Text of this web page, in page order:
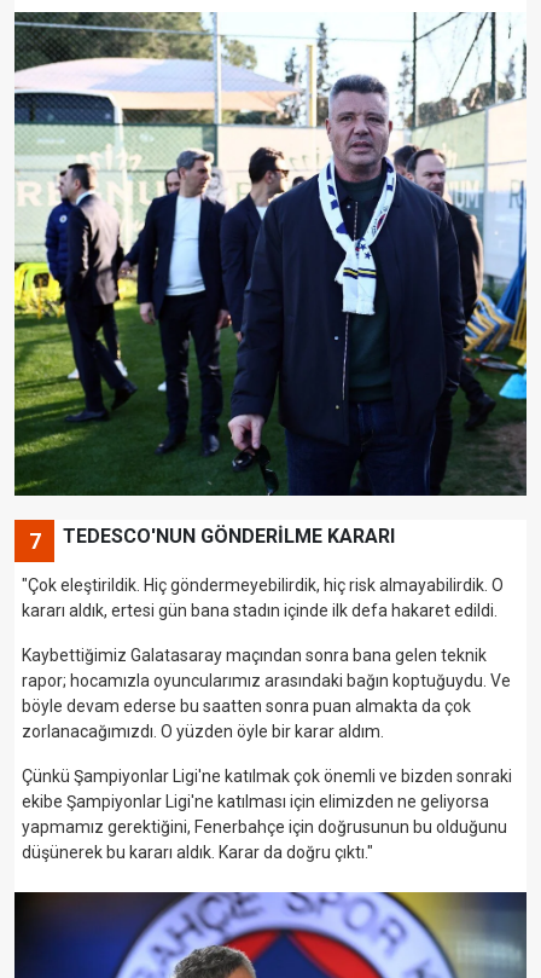
7 TEDESCO'NUN GÖNDERİLME KARARI
"Çok eleştirildik. Hiç göndermeyebilirdik, hiç risk almayabilirdik. O
kararı aldık, ertesi gün bana stadın içinde ilk defa hakaret edildi.
Kaybettiğimiz Galatasaray maçından sonra bana gelen teknik
rapor; hocamızla oyuncularımız arasındaki bağın koptuğuydu. Ve
böyle devam ederse bu saatten sonra puan almakta da çok
zorlanacağımızdı. O yüzden öyle bir karar aldım.
Çünkü Şampiyonlar Ligi'ne katılmak çok önemli ve bizden sonraki
ekibe Şampiyonlar Ligi'ne katılması için elimizden ne geliyorsa
yapmamız gerektiğini, Fenerbahçe için doğrusunun bu olduğunu
düşünerek bu kararı aldık. Karar da doğru çıktı."